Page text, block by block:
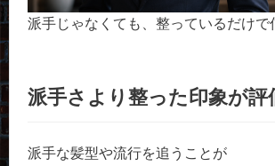
派手じゃなくても、整っているだけで
派手さより整った印象が評
派手な髪型や流行を追うことが